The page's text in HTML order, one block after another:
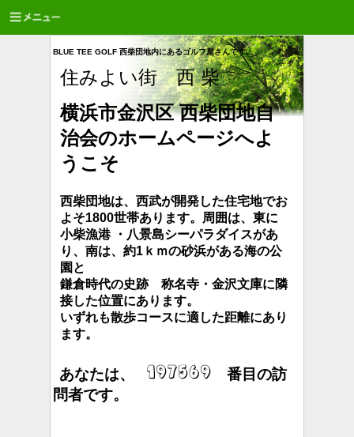
BLUE TEE GOLF 西柴団地内にあるゴルフ屋さんです。
住みよい街 西 柴
横浜市金沢区 西柴団地自
治会のホームページへよ
うこそ
西柴団地は、西武が開発した住宅地でお
よそ1800世帯あります。周囲は、東に
小柴漁港 ・八景島シーパラダイスがあ
り、南は、約1ｋｍの砂浜がある海の公
園と
鎌倉時代の史跡 称名寺・金沢文庫に隣
接した位置にあります。
いずれも散歩コースに適した距離にあり
ます。
あなたは、
番目の訪
問者です。